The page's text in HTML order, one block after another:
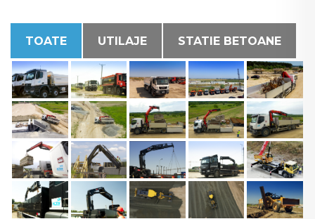
TOATE UTILAJE STATIE BETOANE